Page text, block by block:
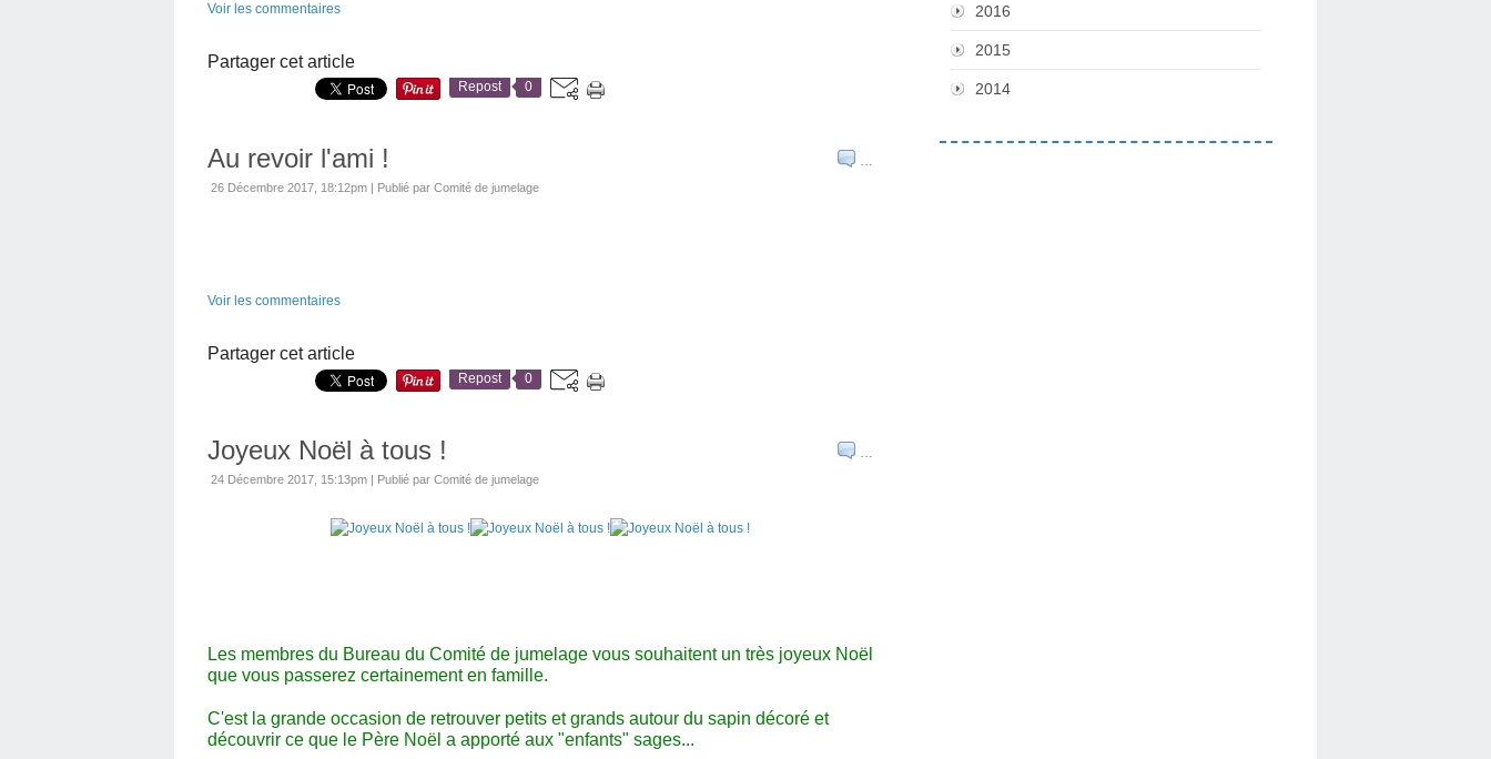
Voir les commentaires
Partager cet article
Repost 0
…
Au revoir l'ami !
26 Décembre 2017, 18:12pm | Publié par Comité de jumelage
Voir les commentaires
Partager cet article
Repost 0
…
Joyeux Noël à tous !
24 Décembre 2017, 15:13pm | Publié par Comité de jumelage
Les membres du Bureau du Comité de jumelage vous souhaitent un très joyeux Noël
que vous passerez certainement en famille.
C'est la grande occasion de retrouver petits et grands autour du sapin décoré et
découvrir ce que le Père Noël a apporté aux "enfants" sages...
2016
2015
2014